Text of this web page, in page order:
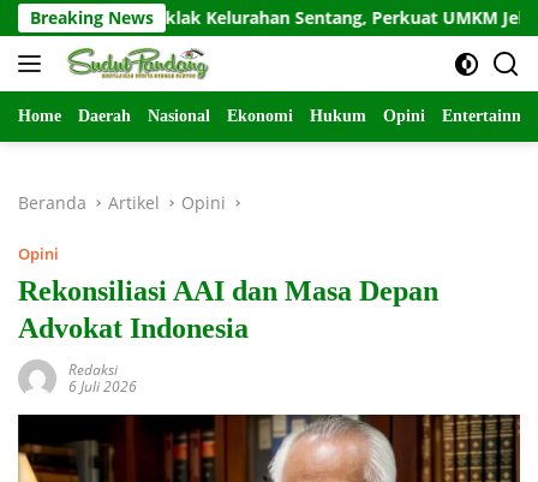
Langsung
ke
konten
Breaking News
Kelurahan Sentang, Perkuat UMKM Jelang Lomba UP2K
Home Daerah Nasional Ekonomi Hukum Opini
Beranda Artikel Opini
Opini
Rekonsiliasi AAI dan Masa Depan
Advokat Indonesia
Redaksi
6 Juli 2026